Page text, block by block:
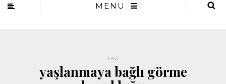
MENU
TAG
yaşlanmaya bağlı görme